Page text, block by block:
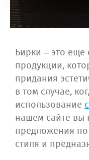
Бирки – это
продукции,
придания
в том случае,
использование
нашем сайте вы
предложения
стиля и